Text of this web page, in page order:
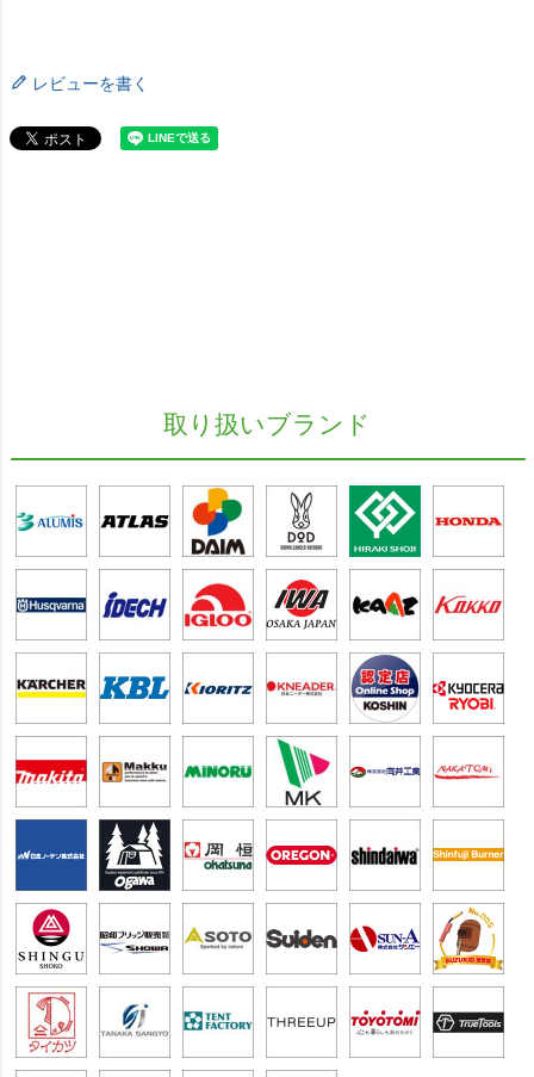
レビューを書く
取り扱いブランド